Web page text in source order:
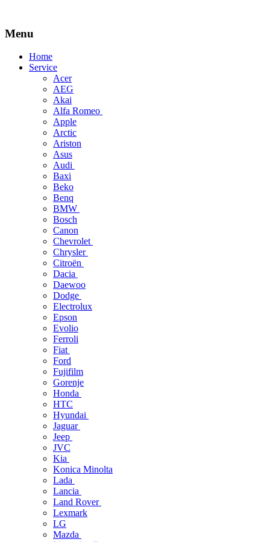
Menu
Skip
Home
Service
Acer
AEG
Akai
Alfa Romeo
Apple
Arctic
Ariston
Asus
Audi
Baxi
Beko
Benq
BMW
Bosch
Canon
Chevrolet
Chrysler
Citroën
Dacia
Daewoo
Dodge
Electrolux
Epson
Evolio
Ferroli
Fiat
Ford
Fujifilm
Gorenje
Honda
HTC
Hyundai
Jaguar
Jeep
JVC
Kia
Konica Minolta
Lada
Lancia
Land Rover
Lexmark
LG
Mazda